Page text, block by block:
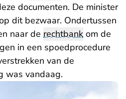
documenten. De minister
dit bezwaar. Ondertussen
naar de rechtbank om de
in een spoedprocedure
van de
was vandaag.